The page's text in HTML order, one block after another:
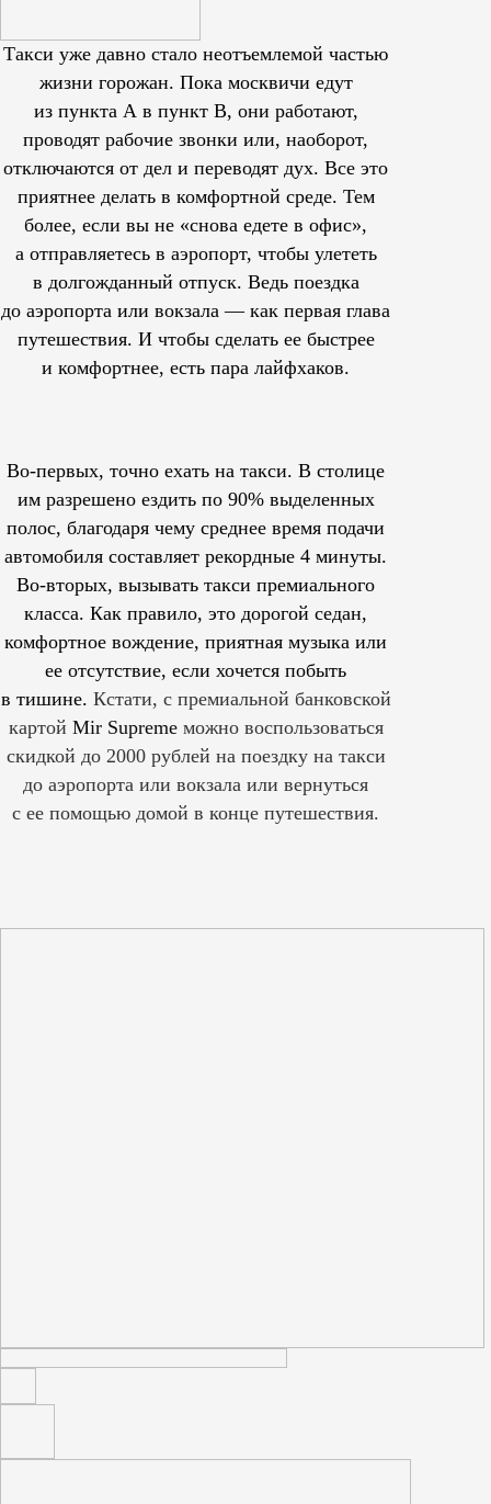
Такси уже давно стало неотъемлемой частью
жизни горожан. Пока москвичи едут
из пункта А в пункт В, они работают,
проводят рабочие звонки или, наоборот,
отключаются от дел и переводят дух. Все это
приятнее делать в комфортной среде. Тем
более, если вы не «снова едете в офис»,
а отправляетесь в аэропорт, чтобы улететь
в долгожданный отпуск. Ведь поездка
до аэропорта или вокзала — как первая глава
путешествия. И чтобы сделать ее быстрее
и комфортнее, есть пара лайфхаков.
Во-первых, точно ехать на такси. В столице
им разрешеноездить по 90% выделенных
полос, благодаря чему среднее время подачи
автомобиля составляет рекордные 4 минуты.
Во-вторых, вызывать такси премиального
класса. Как правило, это дорогой седан,
комфортное вождение, приятная музыка или
ее отсутствие, если хочется побыть
в тишине. Кстати, с премиальной банковской
картой Mir Supreme можно воспользоваться
скидкой до 2000 рублей на поездку на такси
до аэропорта или вокзала или вернуться
с ее помощью домой в конце путешествия.